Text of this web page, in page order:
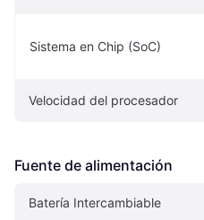
Sistema en Chip (SoC)
Velocidad del procesador
Fuente de alimentación
Batería Intercambiable